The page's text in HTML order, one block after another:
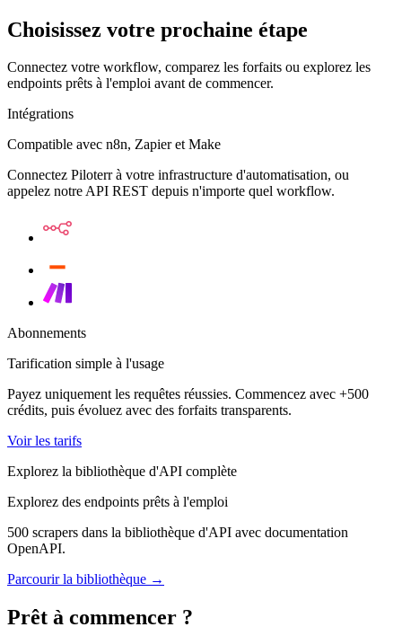
Choisissez votre prochaine étape
Connectez votre workflow, comparez les forfaits ou explorez les
endpoints prêts à l'emploi avant de commencer.
Intégrations
Compatible avec n8n, Zapier et Make
Connectez Piloterr à votre infrastructure d'automatisation, ou
appelez notre API REST depuis n'importe quel workflow.
Abonnements
Tarification simple à l'usage
Payez uniquement les requêtes réussies. Commencez avec +500
crédits, puis évoluez avec des forfaits transparents.
Voir les tarifs
Explorez la bibliothèque d'API complète
Explorez des endpoints prêts à l'emploi
500 scrapers dans la bibliothèque d'API avec documentation
OpenAPI.
Parcourir la bibliothèque →
Prêt à commencer ?